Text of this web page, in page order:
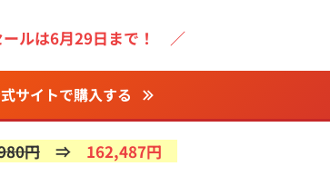
ルは6月29日まで！ ／
サイトで購入する
円 ⇒ 162,487円